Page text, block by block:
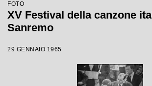
FOTO
XV Festival della canzone
Sanremo
29 GENNAIO 1965